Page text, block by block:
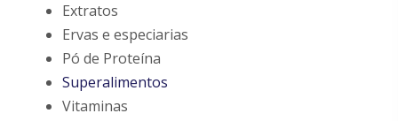
Extratos
Ervas e especiarias
Pó de Proteína
Superalimentos
Vitaminas